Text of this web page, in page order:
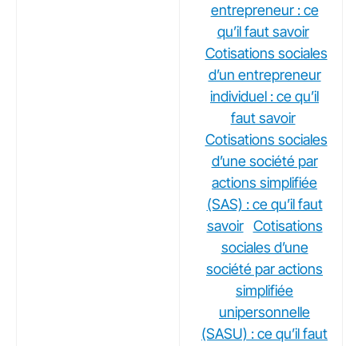
entrepreneur : ce
qu’il faut savoir
Cotisations sociales
d’un entrepreneur
individuel : ce qu’il
faut savoir
Cotisations sociales
d’une société par
actions simplifiée
(SAS) : ce qu’il faut
savoir Cotisations
sociales d’une
société par actions
simplifiée
unipersonnelle
(SASU) : ce qu’il faut